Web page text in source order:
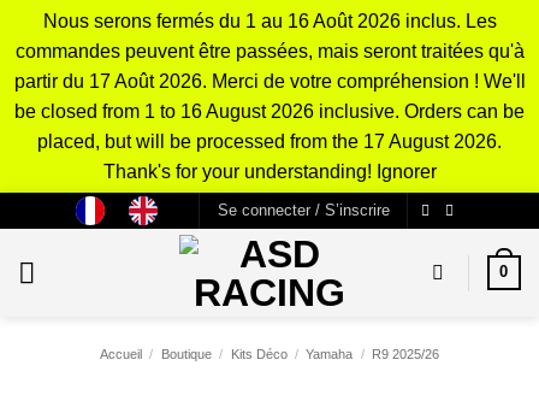
Nous serons fermés du 1 au 16 Août 2026 inclus. Les
commandes peuvent être passées, mais seront traitées qu'à
partir du 17 Août 2026. Merci de votre compréhension ! We'll
be closed from 1 to 16 August 2026 inclusive. Orders can be
placed, but will be processed from the 17 August 2026.
Thank's for your understanding! Ignorer
contenu
Se connecter / S’inscrire
0
Accueil / Boutique / Kits Déco / Yamaha / R9 2025/26